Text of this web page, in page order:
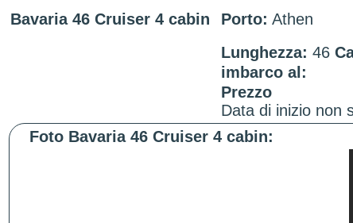
Bavaria 46 Cruiser 4 cabin Porto: Athen
Lunghezza: 46
imbarco al:
Prezzo
Data di inizio non
Foto Bavaria 46 Cruiser 4 cabin: